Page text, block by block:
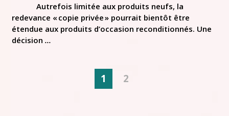
Autrefois limitée aux produits neufs, la
redevance « copie privée » pourrait bientôt être
étendue aux produits d’occasion reconditionnés. Une
décision ...
1 2